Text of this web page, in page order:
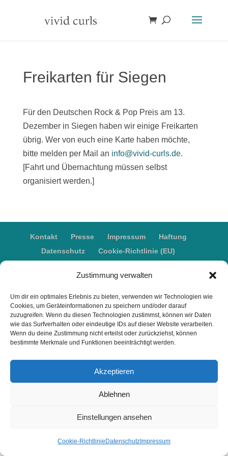
Zustimmung verwalten
Um dir ein optimales Erlebnis zu bieten, verwenden wir Technologien wie
Cookies, um Geräteinformationen zu speichern und/oder darauf
zuzugreifen. Wenn du diesen Technologien zustimmst, können wir Daten
wie das Surfverhalten oder eindeutige IDs auf dieser Website verarbeiten.
Wenn du deine Zustimmung nicht erteilst oder zurückziehst, können
bestimmte Merkmale und Funktionen beeinträchtigt werden.
Akzeptieren
Ablehnen
Einstellungen ansehen
Cookie-Richtlinie Datenschutz Impressum
Freikarten für Siegen
Für den Deutschen Rock & Pop Preis am 13.
Dezember in Siegen haben wir einige Freikarten
übrig. Wer von euch eine Karte haben möchte,
bitte melden per Mail an info@vivid-curls.de.
[Fahrt und Übernachtung müssen selbst
organisiert werden.]
Kontakt Presse Impressum
Haftung
Datenschutz
Cookie-Richtlinie (EU)
Webdesign: 2024 by Markus Komposch
© Copyright 2024 by www.vivid-curls.de - All rights
reserved. Client Logos are copyright and
trademark of the respective owners / companies.